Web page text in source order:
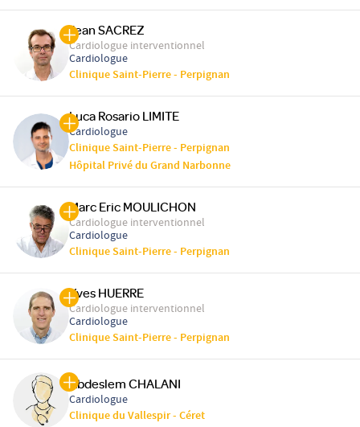
Jean SACREZ
Cardiologue interventionnel
Cardiologue
Clinique Saint-Pierre - Perpignan
Luca Rosario LIMITE
Cardiologue
Clinique Saint-Pierre - Perpignan
Hôpital Privé du Grand Narbonne
Marc Eric MOULICHON
Cardiologue interventionnel
Cardiologue
Clinique Saint-Pierre - Perpignan
Yves HUERRE
Cardiologue interventionnel
Cardiologue
Clinique Saint-Pierre - Perpignan
Abdeslem CHALANI
Cardiologue
Clinique du Vallespir - Céret